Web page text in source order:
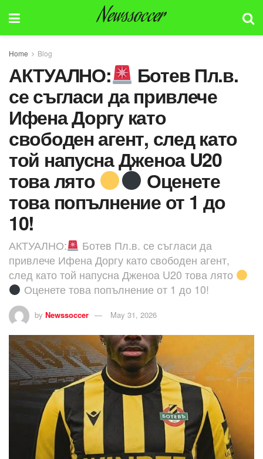
Newssoccer
Home Blog
АКТУАЛНО: Ботев Пл.в.
се съгласи да привлече
Ифена Доргу като
свободен агент, след като
той напусна Дженоа U20
това лято Оценете
това попълнение от 1 до
10!
АКТУАЛНО:
Ботев Пл.в. се съгласи да
привлече Ифена Доргу като свободен агент,
след като той напусна Дженоа U20 това лято
Оценете това попълнение от 1 до 10!
by Newssoccer May 31, 2026